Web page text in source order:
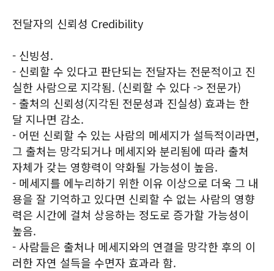
전달자의 신뢰성 Credibility
- 신빙성.
- 신뢰할 수 있다고 판단되는 전달자는 전문적이고 진
실한 사람으로 지각됨. (신뢰할 수 있다 -> 전문가)
- 출처의 신뢰성(지각된 전문성과 진실성) 효과는 한
달 지나면 감소.
- 어떤 신뢰할 수 있는 사람의 메세지가 설득적이라면,
그 출처는 망각되거나 메세지와 분리됨에 따라 출처
자체가 갖는 영향력이 약화될 가능성이 높음.
- 메세지를 에누리하기 위한 이유 이상으로 더욱 그 내
용을 잘 기억하고 있다면 신뢰할 수 없는 사람의 영향
력은 시간에 걸쳐 상응하는 정도로 증가할 가능성이
높음.
- 사람들은 출처나 메세지와의 연결을 망각한 후의 이
러한 자연 설득을 수면자 효과라 함.